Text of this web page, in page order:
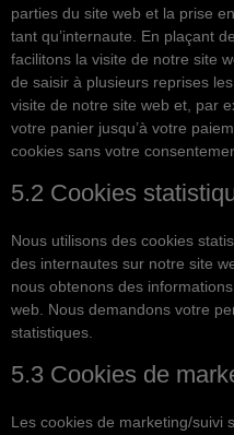
parties du site web et la prise
tant qu’internaute. En plaçant
facilitons la visite de notre site
de saisir à plusieurs reprises
visite de notre site web et, par
votre panier jusqu’à votre
cookies sans votre
5.2 Cookies
Nous utilisons des cookies
des internautes sur notre site
nous obtenons des
web. Nous demandons votre
statistiques.
5.3 Cookies de
Les cookies de marketing/suivi